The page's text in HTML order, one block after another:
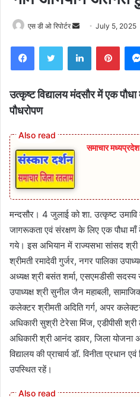
एस डी ओ रिपोर्टर
Send July 5, 2025
FacebookTwitter LinkedIn
उत्कृष्ट विद्यालय मंदसौर में एक
पौधरोपण
समाचार
मन्दसौर। 4 जुलाई को शा. उत्कृष्ट
जागरूकता एवं संरक्षण के लिए एक पौधा
गये। इस अभियान में राज्यसभा सांसद श्री
श्रीमती रमादेवी गुर्जर, नगर पालिका
अध्यक्ष श्री बसंत शर्मा, एसएमडीसी सदस्य
उपाध्यक्ष श्री सुनील जैन महाबली,
कलेक्टर श्रीमती अदिति गर्ग, अपर
अधिकारी सुश्री टेरेसा मिंज, एडीपीसी
अधिकारी श्री आनंद डावर, जिला योजना
विद्यालय की प्राचार्य डॉ. विनीता प्रधान
उपस्थित रहें।